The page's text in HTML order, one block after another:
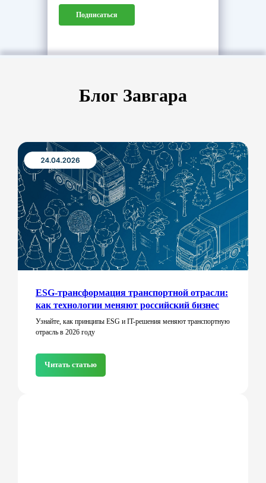
Подписаться
Блог Завгара
ESG-трансформация транспортной отрасли:
как технологии меняют российский бизнес
Узнайте, как принципы ESG и IT-решения меняют транспортную
отрасль в 2026 году
Читать статью